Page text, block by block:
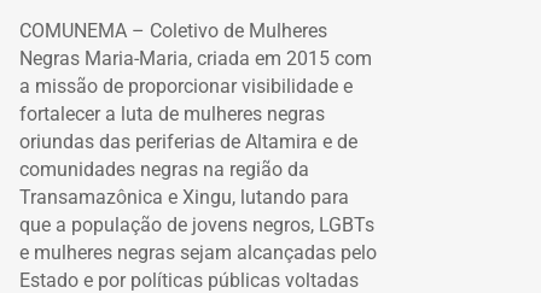
COMUNEMA – Coletivo de Mulheres
Negras Maria-Maria, criada em 2015 com
a missão de proporcionar visibilidade e
fortalecer a luta de mulheres negras
oriundas das periferias de Altamira e de
comunidades negras na região da
Transamazônica e Xingu, lutando para
que a população de jovens negros, LGBTs
e mulheres negras sejam alcançadas pelo
Estado e por políticas públicas voltadas